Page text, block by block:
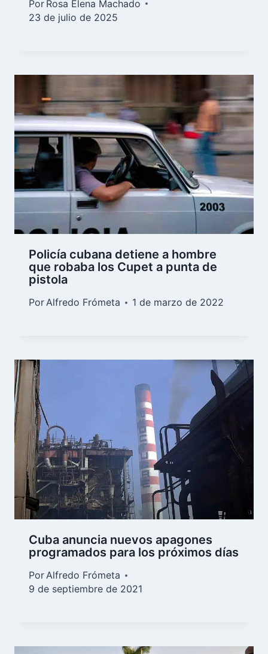
Por Rosa Elena Machado
23 de julio de 2025
Policía cubana detiene a hombre
que robaba los Cupet a punta de
pistola
PorAlfredo Frómeta 1 de marzo de 2022
Cuba anuncia nuevos apagones
programados para los próximos días
PorAlfredo Frómeta
9 de septiembre de 2021